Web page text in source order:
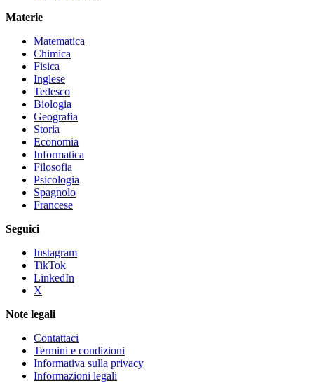
Materie
Matematica
Chimica
Fisica
Inglese
Tedesco
Biologia
Geografia
Storia
Economia
Informatica
Filosofia
Psicologia
Spagnolo
Francese
Seguici
Instagram
TikTok
LinkedIn
X
Note legali
Contattaci
Termini e condizioni
Informativa sulla privacy
Informazioni legali